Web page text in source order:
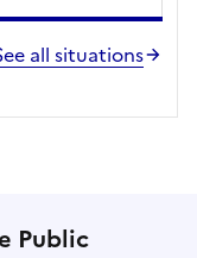
all situations
Public